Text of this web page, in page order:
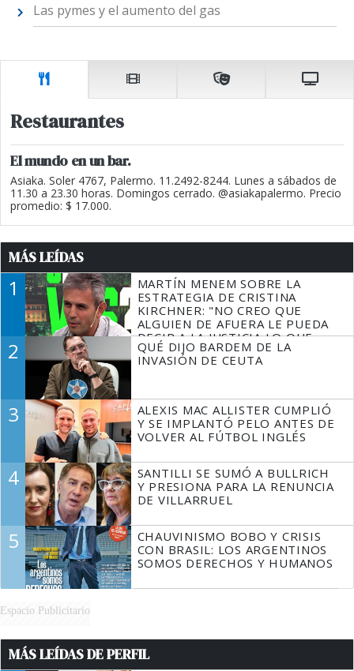
Las pymes y el aumento del gas
Restaurantes
El mundo en un bar.
Asiaka. Soler 4767, Palermo. 11.2492-8244. Lunes a sábados de
11.30 a 23.30 horas. Domingos cerrado. @asiakapalermo. Precio
promedio: $ 17.000.
MÁS LEÍDAS
1
MARTÍN MENEM SOBRE LA
ESTRATEGIA DE CRISTINA
KIRCHNER: "NO CREO QUE
ALGUIEN DE AFUERA LE PUEDA
DECIR A LA JUSTICIA LO QUE
TIENE QUE HACER"
2
QUÉ DIJO BARDEM DE LA
INVASIÓN DE CEUTA
3
ALEXIS MAC ALLISTER CUMPLIÓ
Y SE IMPLANTÓ PELO ANTES DE
VOLVER AL FÚTBOL INGLÉS
4
SANTILLI SE SUMÓ A BULLRICH
Y PRESIONA PARA LA RENUNCIA
DE VILLARRUEL
5
CHAUVINISMO BOBO Y CRISIS
CON BRASIL: LOS ARGENTINOS
SOMOS DERECHOS Y HUMANOS
Espacio Publicitario
MÁS LEÍDAS DE PERFIL